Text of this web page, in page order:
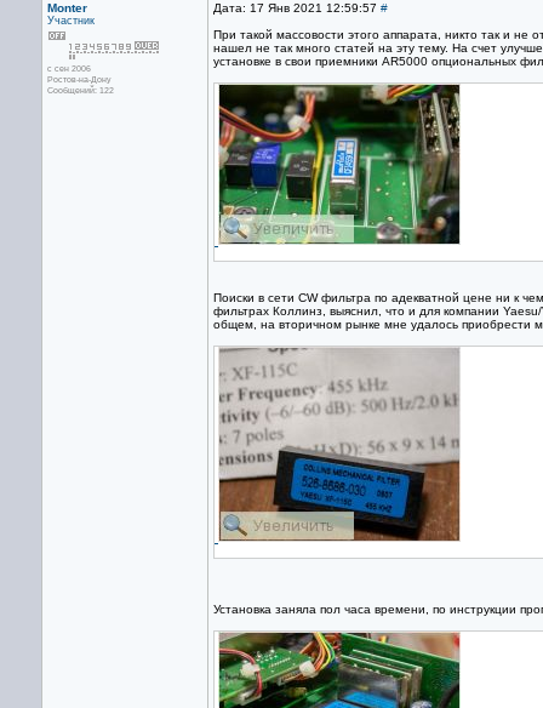
Monter
Участник
с сен 2006
Ростов-на-Дону
Сообщений: 122
Дата: 17 Янв 2021 12:59:57 #
При такой массовости этого аппарата, никто так и
нашел не так много статей на эту тему. На счет
установке в свои приемники AR5000 опциональных
Поиски в сети CW фильтра по адекватной цене ни к
фильтрах Коллинз, выяснил, что и для компании
общем, на вторичном рынке мне удалось приобрести
Установка заняла пол часа времени, по инструкции